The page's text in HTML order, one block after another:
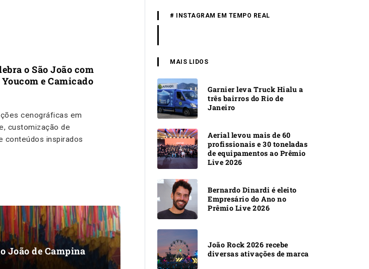
o São João com
e Camicado
cenográficas em
customização de
conteúdos inspirados
João de Campina
# INSTAGRAM EM TEMPO REAL
MAIS LIDOS
Garnier leva Truck Hialu a
três bairros do Rio de
Janeiro
Aerial levou mais de 60
profissionais e 30 toneladas
de equipamentos ao Prêmio
Live 2026
Bernardo Dinardi é eleito
Empresário do Ano no
Prêmio Live 2026
João Rock 2026 recebe
diversas ativações de marca